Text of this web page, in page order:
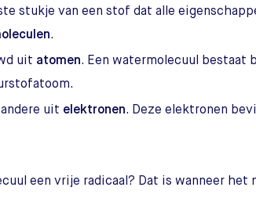
stukje van een stof dat alle
.
uit atomen. Een watermolecuul bestaat
uit elektronen. Deze elektronen
een vrije radicaal? Dat is wanneer het